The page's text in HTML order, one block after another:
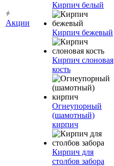
Акции
Кирпич белый
Кирпич бежевый
Кирпич слоновая
кость
Огнеупорный
(шамотный)
кирпич
Кирпич для
столбов забора